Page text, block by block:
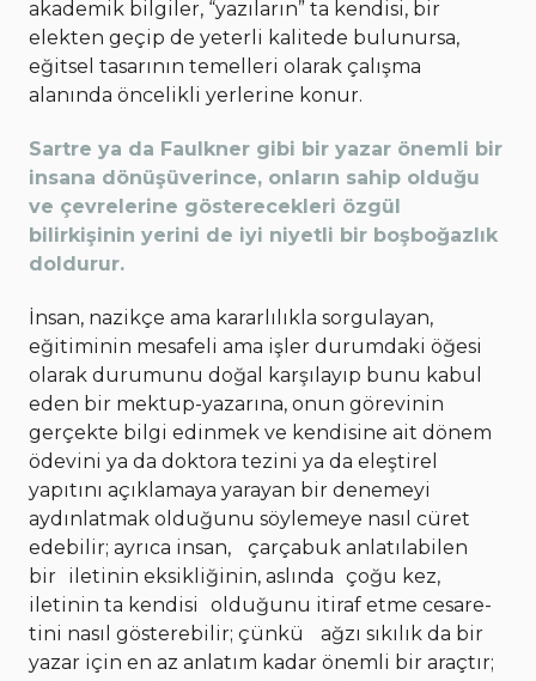
akademik bilgiler, “yazıların” ta kendisi, bir
elekten geçip de yeterli kalitede bulunursa,
eğitsel tasarının temelleri olarak çalışma
alanında öncelikli yerlerine konur.
Sartre ya da Faulkner gibi bir yazar önemli bir
insana dönüşüverince, onların sahip olduğu
ve çevrelerine gösterecekleri özgül
bilirkişinin yerini de iyi niyetli bir boşboğazlık
doldurur.
İnsan, nazikçe ama kararlılıkla sorgulayan,
eğitiminin mesafeli ama işler durumdaki öğesi
olarak durumunu doğal karşılayıp bunu kabul
eden bir mektup-yazarına, onun görevinin
gerçekte bilgi edinmek ve kendisine ait dönem
ödevini ya da doktora tezini ya da eleştirel
yapıtını açıklamaya yarayan bir denemeyi
aydınlatmak olduğunu söylemeye nasıl cüret
edebilir; ayrıca insan, çarçabuk anlatılabilen
bir iletinin eksikliğinin, aslında çoğu kez,
iletinin ta kendisi olduğunu itiraf etme cesare-
tini nasıl gösterebilir; çünkü ağzı sıkılık da bir
yazar için en az anlatım kadar önemli bir araçtır;